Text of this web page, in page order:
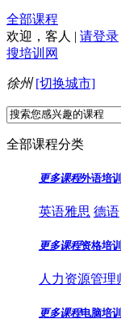
全部课程
欢迎， 客人 | 请登录
搜培训网
徐州 [切换城市]
全部课程分类
更多课程外语培训
英语雅思 德语
更多课程资格培训
人力资源管理
更多课程电脑培训